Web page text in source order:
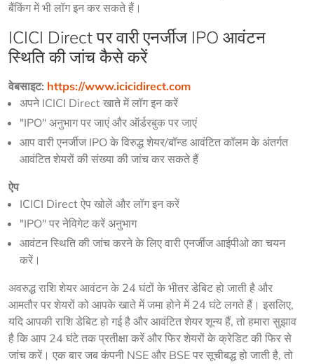
बैंकिंग में भी लॉग इन कर सकते हैं।
ICICI Direct पर वारी एनर्जीज IPO आवंटन
स्थिति की जांच कैसे करें
वेबसाइट: https://www.icicidirect.com
अपने ICICI Direct खाते में लॉग इन करें
"IPO" अनुभाग पर जाएं और ऑर्डरबुक पर जाएं
आप वारी एनर्जीज IPO के विरुद्ध शेयर/बॉन्ड आवंटित कॉलम के अंतर्गत
आवंटित शेयरों की संख्या की जांच कर सकते हैं
ऐप
ICICI Direct ऐप खोलें और लॉग इन करें
"IPO" पर नेविगेट करें अनुभाग
आवंटन स्थिति की जांच करने के लिए वारी एनर्जीज आईपीओ का चयन
करें।
अवरुद्ध राशि शेयर आवंटन के 24 घंटों के भीतर डेबिट हो जाती है और
आमतौर पर शेयरों को आपके खाते में जमा होने में 24 घंटे लगते हैं। इसलिए,
यदि आपकी राशि डेबिट हो गई है और आवंटित शेयर शून्य हैं, तो हमारा सुझाव
है कि आप 24 घंटे तक प्रतीक्षा करें और फिर शेयरों के क्रेडिट की फिर से
जांच करें। एक बार जब कंपनी NSE और BSE पर सूचीबद्ध हो जाती है, तो